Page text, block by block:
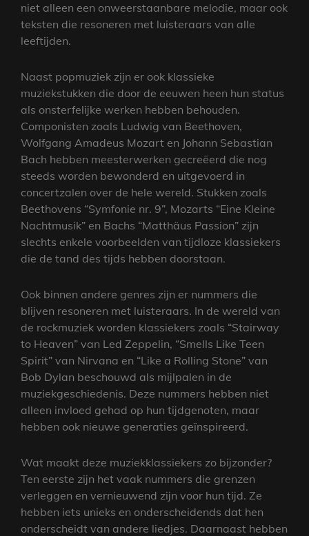
niet alleen een onweerstaanbare melodie, maar ook
teksten die resoneren met luisteraars van alle
leeftijden.
Naast popmuziek zijn er ook klassieke
muziekstukken die door de eeuwen heen hun status
als onsterfelijke werken hebben behouden.
Componisten zoals Ludwig van Beethoven,
Wolfgang Amadeus Mozart en Johann Sebastian
Bach hebben meesterwerken gecreëerd die nog
steeds worden bewonderd en uitgevoerd in
concertzalen over de hele wereld. Stukken zoals
Beethovens “Symfonie nr. 9”, Mozarts “Eine Kleine
Nachtmusik” en Bachs “Matthäus Passion” zijn
slechts enkele voorbeelden van tijdloze klassiekers
die de tand des tijds hebben doorstaan.
Ook binnen andere genres zijn er nummers die
blijven resoneren met luisteraars. In de wereld van
de rockmuziek worden klassiekers zoals “Stairway
to Heaven” van Led Zeppelin, “Smells Like Teen
Spirit” van Nirvana en “Like a Rolling Stone” van
Bob Dylan beschouwd als mijlpalen in de
muziekgeschiedenis. Deze nummers hebben niet
alleen invloed gehad op hun tijdgenoten, maar
hebben ook nieuwe generaties geïnspireerd.
Wat maakt deze muziekklassiekers zo bijzonder?
Ten eerste zijn het vaak nummers die grenzen
verleggen en vernieuwend zijn voor hun tijd. Ze
hebben iets unieks en onderscheidends dat hen
onderscheidt van andere liedjes. Daarnaast hebben